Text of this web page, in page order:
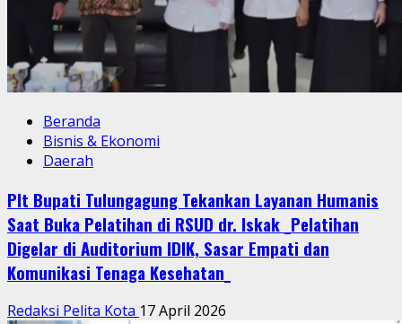
Beranda
Bisnis & Ekonomi
Daerah
Plt Bupati Tulungagung Tekankan Layanan Humanis
Saat Buka Pelatihan di RSUD dr. Iskak _Pelatihan
Digelar di Auditorium IDIK, Sasar Empati dan
Komunikasi Tenaga Kesehatan_
Redaksi Pelita Kota 17 April 2026